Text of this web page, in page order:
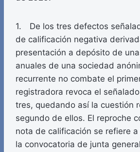
1. De los tres defectos
de calificación negativa
presentación a depósito de
anuales de una sociedad
recurrente no combate el
registradora revoca el
tres, quedando así la cuestión
segundo de ellos. El reproche
nota de calificación se refiere
la convocatoria de junta